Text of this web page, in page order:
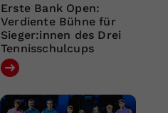
Erste Bank Open:
Verdiente Bühne für
Sieger:innen des Drei
Tennisschulcups